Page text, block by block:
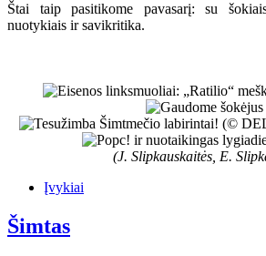
Štai taip pasitikome pavasarį: su
nuotykiais ir savikritika.
(J. Slipkauskaitės, E.
Įvykiai
Šimtas